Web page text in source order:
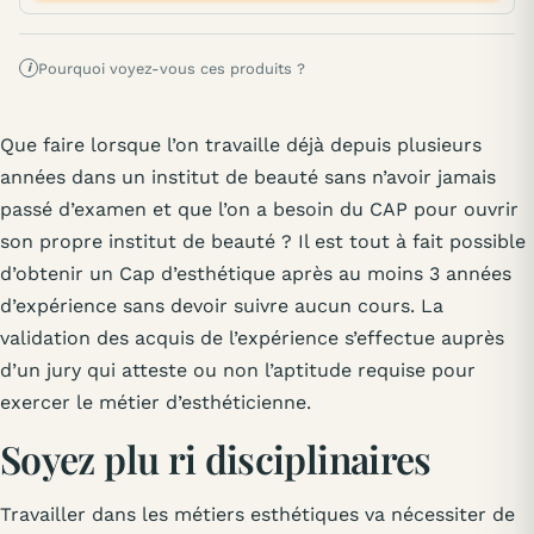
i Pourquoi voyez-vous ces produits ?
Que faire lorsque l’on travaille déjà depuis plusieurs
années dans un institut de beauté sans n’avoir jamais
passé d’examen et que l’on a besoin du CAP pour ouvrir
son propre institut de beauté ? Il est tout à fait possible
d’obtenir un Cap d’esthétique après au moins 3 années
d’expérience sans devoir suivre aucun cours. La
validation des acquis de l’expérience s’effectue auprès
d’un jury qui atteste ou non l’aptitude requise pour
exercer le métier d’esthéticienne.
Soyez plu ri disciplinaires
Travailler dans les métiers esthétiques va nécessiter de